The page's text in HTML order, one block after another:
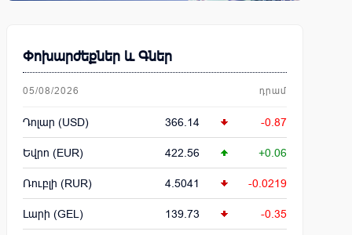
Փոխարժեքներ և Գներ
05/08/2026 դրամ
Դոլար (USD) 366.14 -0.87
Եվրո (EUR) 422.56 +0.06
Ռուբլի (RUR) 4.5041 -0.0219
Լարի (GEL) 139.73 -0.35